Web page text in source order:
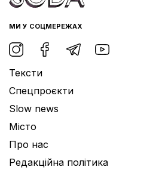
МИ У СОЦМЕРЕЖАХ
Тексти
Спецпроєкти
Slow news
Місто
Про нас
Редакційна політика